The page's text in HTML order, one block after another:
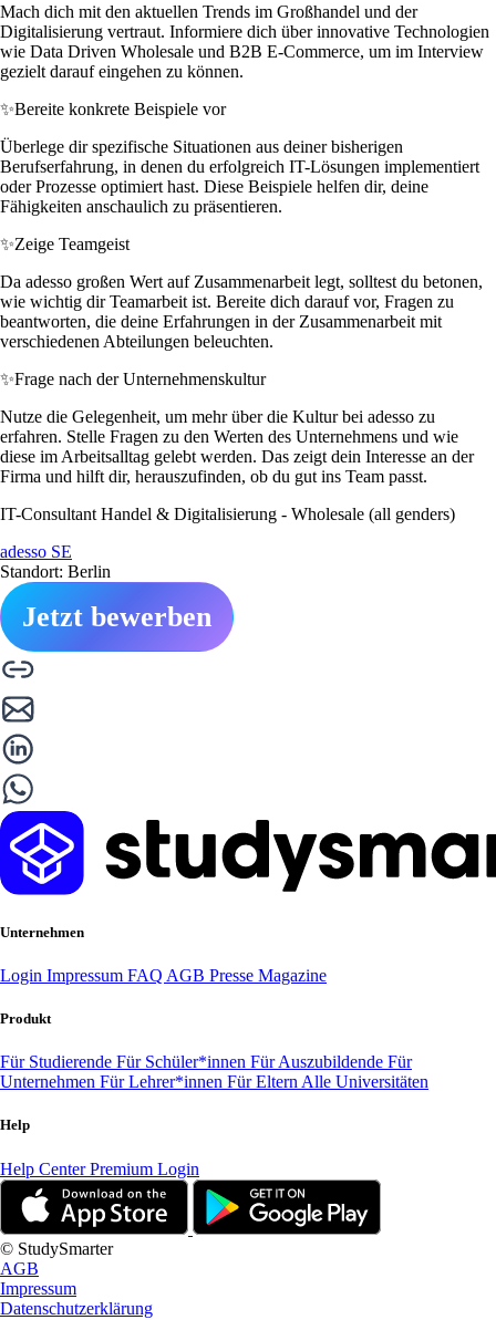
Mach dich mit den aktuellen Trends im Großhandel und der
Digitalisierung vertraut. Informiere dich über innovative Technologien
wie Data Driven Wholesale und B2B E-Commerce, um im Interview
gezielt darauf eingehen zu können.
✨Bereite konkrete Beispiele vor
Überlege dir spezifische Situationen aus deiner bisherigen
Berufserfahrung, in denen du erfolgreich IT-Lösungen implementiert
oder Prozesse optimiert hast. Diese Beispiele helfen dir, deine
Fähigkeiten anschaulich zu präsentieren.
✨Zeige Teamgeist
Da adesso großen Wert auf Zusammenarbeit legt, solltest du betonen,
wie wichtig dir Teamarbeit ist. Bereite dich darauf vor, Fragen zu
beantworten, die deine Erfahrungen in der Zusammenarbeit mit
verschiedenen Abteilungen beleuchten.
✨Frage nach der Unternehmenskultur
Nutze die Gelegenheit, um mehr über die Kultur bei adesso zu
erfahren. Stelle Fragen zu den Werten des Unternehmens und wie
diese im Arbeitsalltag gelebt werden. Das zeigt dein Interesse an der
Firma und hilft dir, herauszufinden, ob du gut ins Team passt.
IT-Consultant Handel & Digitalisierung - Wholesale (all genders)
adesso SE
Standort: Berlin
Jetzt bewerben
Unternehmen
Login Impressum FAQ AGB Presse Magazine
Produkt
Für Studierende Für Schüler*innen Für Auszubildende Für
Unternehmen Für Lehrer*innen Für Eltern Alle Universitäten
Help
Help CenterPremium Login
© StudySmarter
AGB
Impressum
Datenschutzerklärung